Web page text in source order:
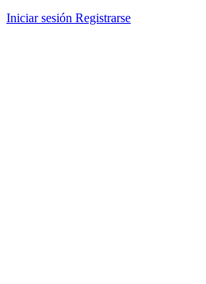
Iniciar sesión Registrarse